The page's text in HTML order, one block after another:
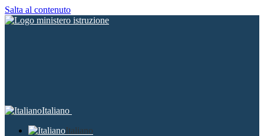
Salta al contenuto
Italiano
Italiano